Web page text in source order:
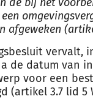
afgeweken
vervalt,
de datum van
voor een
(artikel 3.7 lid 5